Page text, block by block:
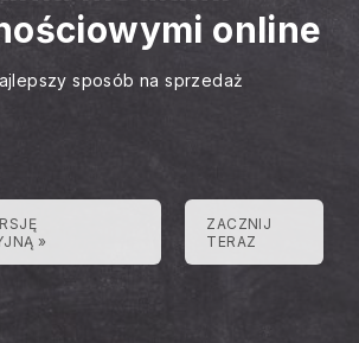
online
sposób na sprzedaż
»
ZACZNIJ
TERAZ